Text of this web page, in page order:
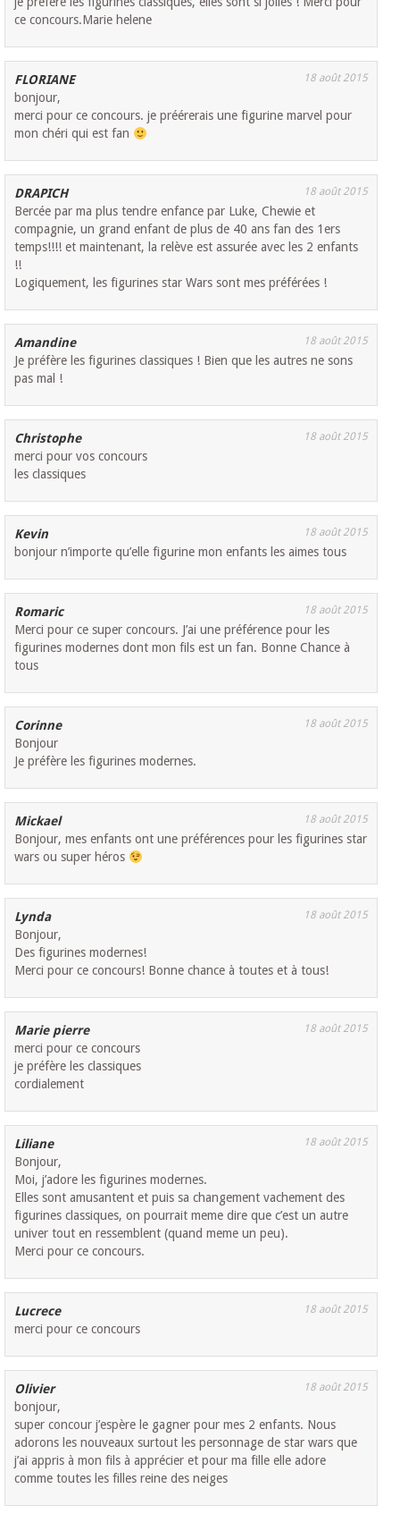
ce concours.Marie helene
FLORIANE 18 août 2015
bonjour,
merci pour ce concours. je préérerais une figurine marvel pour
mon chéri qui est fan
DRAPICH 18 août 2015
Bercée par ma plus tendre enfance par Luke, Chewie et
compagnie, un grand enfant de plus de 40 ans fan des 1ers
temps!!!! et maintenant, la relève est assurée avec les 2 enfants
!!
Logiquement, les figurines star Wars sont mes préférées !
Amandine 18 août 2015
Je préfère les figurines classiques ! Bien que les autres ne sons
pas mal !
Christophe 18 août 2015
merci pour vos concours
les classiques
Kevin 18 août 2015
bonjour n’importe qu’elle figurine mon enfants les aimes tous
Romaric 18 août 2015
Merci pour ce super concours. J’ai une préférence pour les
figurines modernes dont mon fils est un fan. Bonne Chance à
tous
Corinne 18 août 2015
Bonjour
Je préfère les figurines modernes.
Mickael 18 août 2015
Bonjour, mes enfants ont une préférences pour les figurines star
wars ou super héros
Lynda 18 août 2015
Bonjour,
Des figurines modernes!
Merci pour ce concours! Bonne chance à toutes et à tous!
Marie pierre 18 août 2015
merci pour ce concours
je préfère les classiques
cordialement
Liliane 18 août 2015
Bonjour,
Moi, j’adore les figurines modernes.
Elles sont amusantent et puis sa changement vachement des
figurines classiques, on pourrait meme dire que c’est un autre
univer tout en ressemblent (quand meme un peu).
Merci pour ce concours.
Lucrece 18 août 2015
merci pour ce concours
Olivier 18 août 2015
bonjour,
super concour j’espère le gagner pour mes 2 enfants. Nous
adorons les nouveaux surtout les personnage de star wars que
j’ai appris à mon fils à apprécier et pour ma fille elle adore
comme toutes les filles reine des neiges